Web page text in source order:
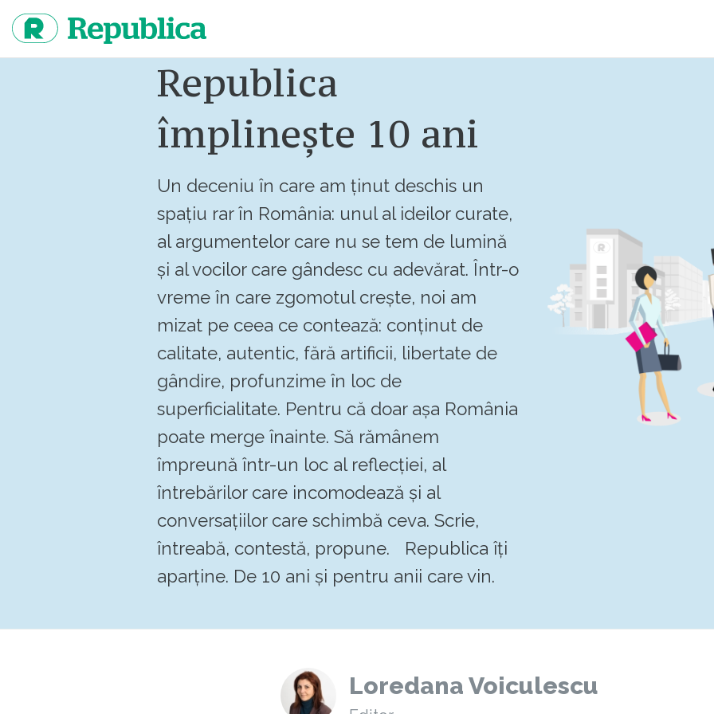
continut
Republica
împlinește 10 ani
Un deceniu în care am ținut deschis un
spațiu rar în România: unul al ideilor curate,
al argumentelor care nu se tem de lumină
și al vocilor care gândesc cu adevărat. Într-o
vreme în care zgomotul crește, noi am
mizat pe ceea ce contează: conținut de
calitate, autentic, fără artificii, libertate de
gândire, profunzime în loc de
superficialitate. Pentru că doar așa România
poate merge înainte. Să rămânem
împreună într-un loc al reflecției, al
întrebărilor care incomodează și al
conversațiilor care schimbă ceva. Scrie,
întreabă, contestă, propune. Republica îți
aparține. De 10 ani și pentru anii care vin.
Loredana Voiculescu